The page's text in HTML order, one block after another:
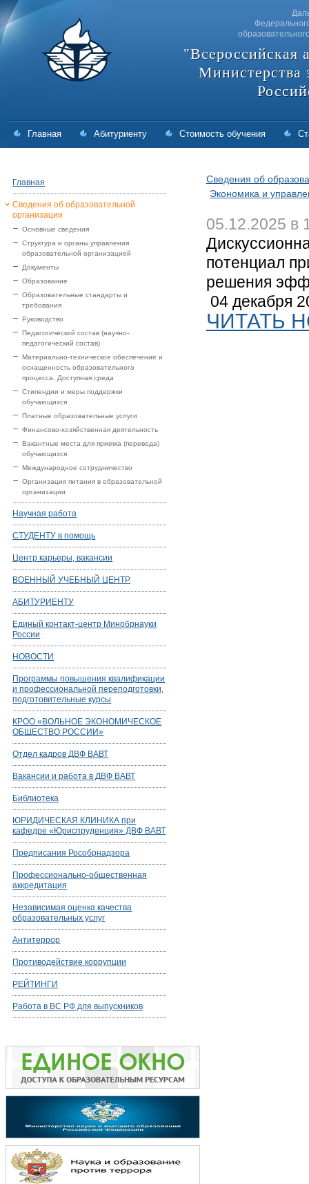
"Всероссийская
Министерства
Главная Абитуриенту Стоимость обучения
Главная
Сведения об образовательной
организации
Основные сведения
Структура и органы управления
образовательной организацией
Документы
Образование
Образовательные стандарты и
требования
Руководство
Педагогический состав (научно-
педагогический состав)
Материально-техническое обеспечение и
оснащенность образовательного
процесса. Доступная среда
Стипендии и меры поддержки
обучающихся
Платные образовательные услуги
Финансово-хозяйственная деятельность
Вакантные места для приема (перевода)
обучающихся
Международное сотрудничество
Организация питания в образовательной
организации
Научная работа
СТУДЕНТУ в помощь
Центр карьеры, вакансии
ВОЕННЫЙ УЧЕБНЫЙ ЦЕНТР
АБИТУРИЕНТУ
Единый контакт-центр Минобрнауки
России
НОВОСТИ
Программы повышения квалификации
и профессиональной переподготовки,
подготовительные курсы
КРОО «ВОЛЬНОЕ ЭКОНОМИЧЕСКОЕ
ОБЩЕСТВО РОССИИ»
Отдел кадров ДВФ ВАВТ
Вакансии и работа в ДВФ ВАВТ
Библиотека
ЮРИДИЧЕСКАЯ КЛИНИКА при
кафедре «Юриспруденция» ДВФ ВАВТ
Предписания Рособрнадзора
Профессионально-общественная
аккредитация
Независимая оценка качества
образовательных услуг
Антитеррор
Противодействие коррупции
РЕЙТИНГИ
Работа в ВС РФ для выпускников
Сведения об
Экономика и
05.12.2025 в
потенциал
решения
04 декабря
ЧИТАТЬ